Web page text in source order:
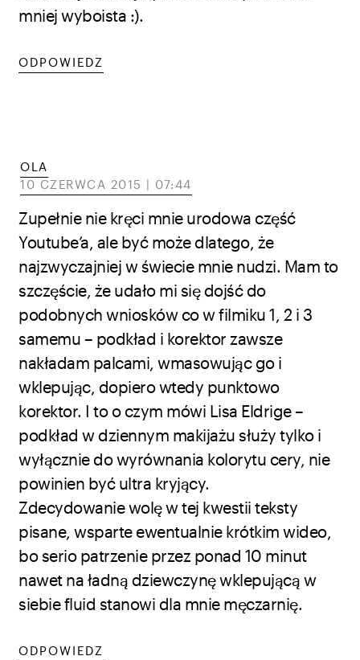
mniej wyboista :).
ODPOWIEDZ
OLA
10 CZERWCA 2015 | 07:44
Zupełnie nie kręci mnie urodowa część
Youtube’a, ale być może dlatego, że
najzwyczajniej w świecie mnie nudzi. Mam to
szczęście, że udało mi się dojść do
podobnych wniosków co w filmiku 1, 2 i 3
samemu – podkład i korektor zawsze
nakładam palcami, wmasowując go i
wklepując, dopiero wtedy punktowo
korektor. I to o czym mówi Lisa Eldrige –
podkład w dziennym makijażu służy tylko i
wyłącznie do wyrównania kolorytu cery, nie
powinien być ultra kryjący.
Zdecydowanie wolę w tej kwestii teksty
pisane, wsparte ewentualnie krótkim wideo,
bo serio patrzenie przez ponad 10 minut
nawet na ładną dziewczynę wklepującą w
siebie fluid stanowi dla mnie męczarnię.
ODPOWIEDZ